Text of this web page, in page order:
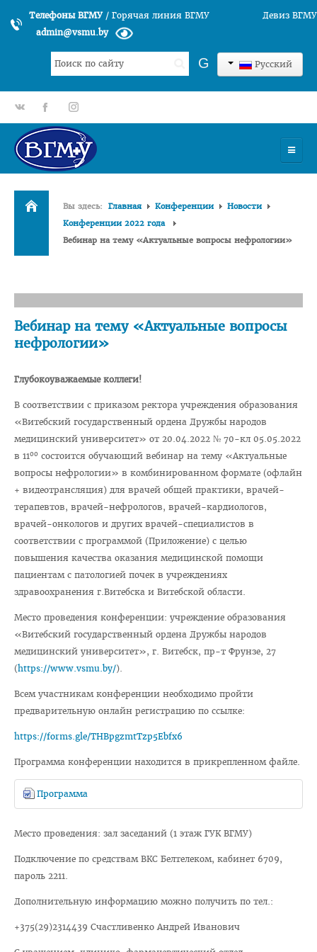
Телефоны ВГМУ/ Горячая линия ВГМУ
Девиз ВГМУ
admin@vsmu.by
Русский
Искать... G
gp fb tt
УНИВЕРСИТЕТ
История университета
Структура ВГМУ
Факультеты
Лечебный
Педиатрический факультет
Подготовки иностранных граждан
Довузовской подготовки
Повышения квалификации и переподготовки кадров
Кафедры
Подразделения
Система менеджмента качества
Идеологическая и воспитательная работа в вузе
Герои Беларуси
Отдел по идеологической и воспитательной работе
Студенческий клуб
Спортивный клуб
Cоциально-педагогическая и психологическая служба
Кураторы
Совет волонтеров
2025 год — Год благоустройства
Год качества
Год мира и созидания
Великая Победа
Вы здесь: Главная Конференции
Новости
Конференции 2022 года
Вебинар на тему «Актуальные вопросы нефрологии»
Вебинар на тему «Актуальные вопросы
нефрологии»
Глубокоуважаемые коллеги!
В соответствии с приказом ректора учреждения образования
«Витебский государственный ордена Дружбы народов
медицинский университет» от 20.04.2022 № 70-кл 05.05.2022
в 1100 состоится обучающий вебинар на тему «Актуальные
вопросы нефрологии» в комбинированном формате (офлайн
+ видеотрансляция) для врачей общей практики, врачей-
терапевтов, врачей-нефрологов, врачей-кардиологов,
врачей-онкологов и других врачей-специалистов в
соответствии с программой (Приложение) с целью
повышения качества оказания медицинской помощи
пациентам с патологией почек в учреждениях
здравоохранения г.Витебска и Витебской области.
Место проведения конференции: учреждение образования
«Витебский государственный ордена Дружбы народов
медицинский университет», г. Витебск, пр-т Фрунзе, 27
(https://www.vsmu.by/).
Всем участникам конференции необходимо пройти
предварительную онлайн регистрацию по ссылке:
https://forms.gle/THBpgzmtTzp5Ebfx6
Программа конференции находится в прикрепленном файле.
Программа
Место проведения: зал заседаний (1 этаж ГУК ВГМУ)
Подключение по средствам ВКС Белтелеком, кабинет 6709,
пароль 2211.
Дополнительную информацию можно получить по тел.:
+375(29)2314439 Счастливенко Андрей Иванович